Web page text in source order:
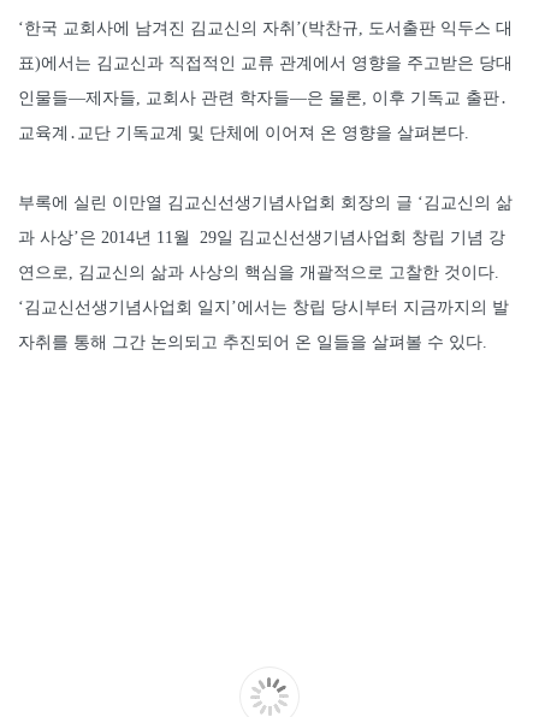
‘한국 교회사에 남겨진 김교신의 자취’(박찬규, 도서출판 익두스 대
표)에서는 김교신과 직접적인 교류 관계에서 영향을 주고받은 당대
인물들―제자들, 교회사 관련 학자들―은 물론, 이후 기독교 출판․
교육계․교단 기독교계 및 단체에 이어져 온 영향을 살펴본다.
부록에 실린 이만열 김교신선생기념사업회 회장의 글 ‘김교신의 삶
과 사상’은 2014년 11월 29일 김교신선생기념사업회 창립 기념 강
연으로, 김교신의 삶과 사상의 핵심을 개괄적으로 고찰한 것이다.
‘김교신선생기념사업회 일지’에서는 창립 당시부터 지금까지의 발
자취를 통해 그간 논의되고 추진되어 온 일들을 살펴볼 수 있다.